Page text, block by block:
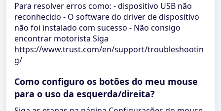
Para resolver erros como: - dispositivo USB não
reconhecido - O software do driver de dispositivo
não foi instalado com sucesso - Não consigo
encontrar motorista Siga
https://www.trust.com/en/support/troubleshootin
g/
Como configuro os botões do meu mouse
para o uso da esquerda/direita?